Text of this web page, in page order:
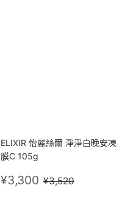
ELIXIR 怡麗絲爾 淨淨白晚安凍
膜C 105g
售
¥3,300 ¥3,300
定價
¥3,520